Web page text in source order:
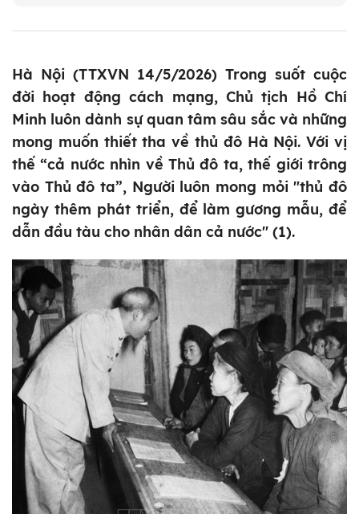
Hà Nội (TTXVN 14/5/2026) Trong suốt cuộc
đời hoạt động cách mạng, Chủ tịch Hồ Chí
Minh luôn dành sự quan tâm sâu sắc và những
mong muốn thiết tha về thủ đô Hà Nội. Với vị
thế “cả nước nhìn về Thủ đô ta, thế giới trông
vào Thủ đô ta”, Người luôn mong mỏi "thủ đô
ngày thêm phát triển, để làm gương mẫu, để
dẫn đầu tàu cho nhân dân cả nước" (1).